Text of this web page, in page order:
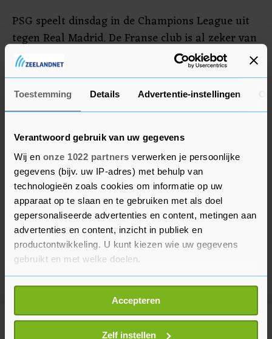
Toestemming Details Advertentie-instellingen
Verantwoord gebruik van uw gegevens
Wij en onze 1022 partners verwerken je persoonlijke
gegevens (bijv. uw IP-adres) met behulp van
technologieën zoals cookies om informatie op uw
apparaat op te slaan en te gebruiken met als doel
gepersonaliseerde advertenties en content, metingen aan
advertenties en content, inzicht in publiek en
productontwikkeling. U kunt kiezen wie uw gegevens
gebruikt en met welke doelen.
Als u het toestaat, willen we ook graag:
Informatie verzamelen over uw geografische
locatie, die tot een paar meter nauwkeurig kan zijn
Uw apparaat identificeren door het actief te
Accepteren
Zelf instellen
PSG speelt dinsdag in de Champions League uit
tegen Real Madrid. De Franse club is al zeker van
een plek in de achtste finales.